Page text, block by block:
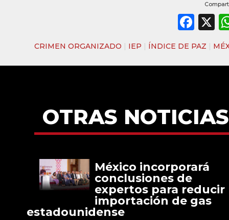
X
CRIMEN ORGANIZADO | IEP | ÍNDICE DE PAZ |
OTRAS NOTICIAS
México incorporará
conclusiones de
expertos para reducir
importación de gas
estadounidense